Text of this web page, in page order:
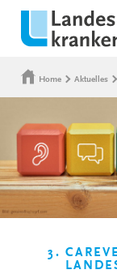
Home Aktuelles
3.